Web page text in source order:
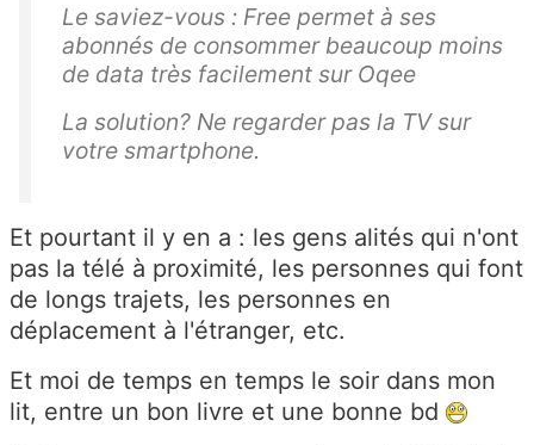
Le saviez-vous : Free permet à ses
abonnés de consommer beaucoup moins
de data très facilement sur Oqee
La solution? Ne regarder pas la TV sur
votre smartphone.
Et pourtant il y en a : les gens alités qui n'ont
pas la télé à proximité, les personnes qui font
de longs trajets, les personnes en
déplacement à l'étranger, etc.
Et moi de temps en temps le soir dans mon
lit, entre un bon livre et une bonne bd